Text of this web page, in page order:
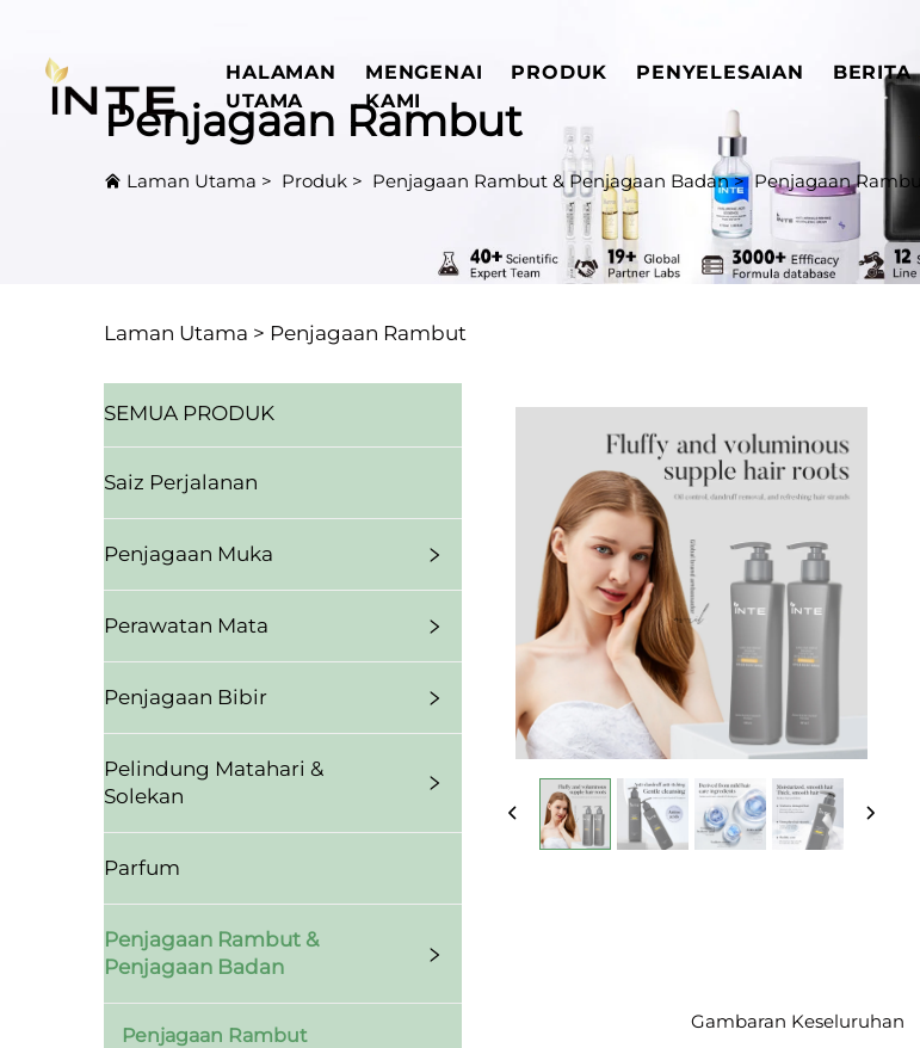
HALAMAN
UTAMA
MENGENAI
KAMI
PRODUK PENYELESAIAN BERITA
Penjagaan Rambut
Laman Utama > Produk > Penjagaan Rambut & Penjagaan Badan> Penjagaan Rambut
Laman Utama > Penjagaan Rambut
SEMUA PRODUK
Saiz Perjalanan
Penjagaan Muka
Perawatan Mata
Penjagaan Bibir
Pelindung Matahari &
Solekan
Parfum
Penjagaan Rambut &
Penjagaan Badan
Penjagaan Rambut
Gambaran Keseluruhan